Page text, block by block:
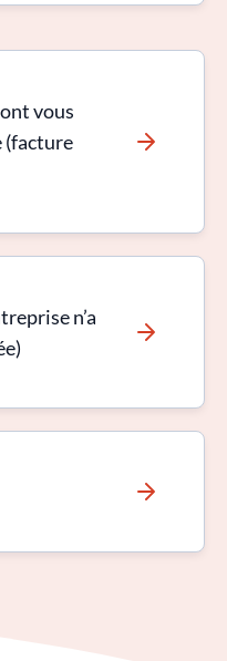
vous
(facture
n’a